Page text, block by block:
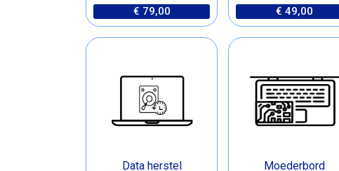
€ 79,00 € 49,00
Data herstel
Moederbord